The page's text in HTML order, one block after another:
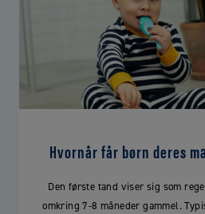
Hvornår får børn deres
Den første tand viser sig som
omkring 7-8 måneder gammel.